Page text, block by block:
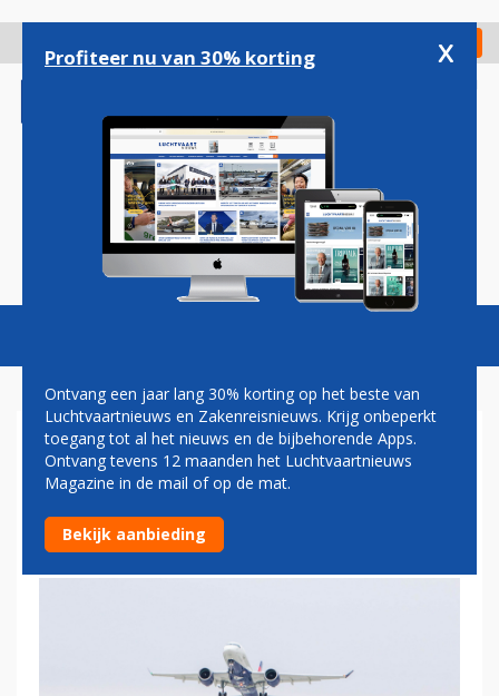
gaan
Check in
Magazine Podcasts Vacatures
TOELEVERANCIER BOEING
KRIJGT FABRIEK AIRBUS-
VLEUGELS IN HANDEN
Profiteer nu van 30% korting x
Ontvang een jaar lang 30% korting op het beste van
Luchtvaartnieuws en Zakenreisnieuws. Krijg onbeperkt
toegang tot al het nieuws en de bijbehorende Apps.
Ontvang tevens 12 maanden het Luchtvaartnieuws
Magazine in de mail of op de mat.
Bekijk aanbieding